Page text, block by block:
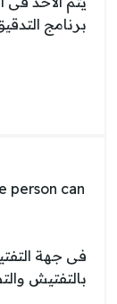
برنامج
person can
بالتفتيش